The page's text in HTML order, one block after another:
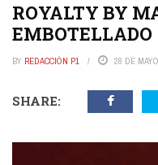
ROYALTY BY
EMBOTELLADO
BY REDACCIÓN P1 28 DE
SHARE: